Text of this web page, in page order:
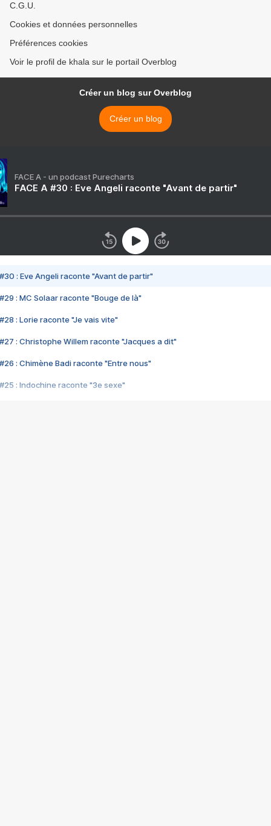
C.G.U.
Cookies et données personnelles
Préférences cookies
Voir le profil de khala sur le portail Overblog
Créer un blog sur Overblog
Créer un blog
FACE A - un podcast Purecharts
FACE A #30 : Eve Angeli raconte "Avant de partir"
#30 : Eve Angeli raconte "Avant de partir"
#29 : MC Solaar raconte "Bouge de là"
#28 : Lorie raconte "Je vais vite"
#27 : Christophe Willem raconte "Jacques a dit"
#26 : Chimène Badi raconte "Entre nous"
#25 : Indochine raconte "3e sexe"